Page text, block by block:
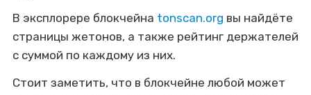
В эксплорере блокчейна tonscan.org вы найдёте
страницы жетонов, а также рейтинг держателей
с суммой по каждому из них.
Стоит заметить, что в блокчейне любой может